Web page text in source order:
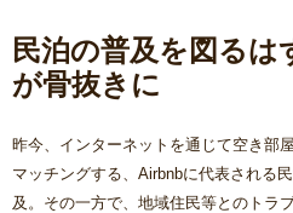
民泊の普及を図るは
が骨抜きに
昨今、インターネットを通じて空き部
マッチングする、Airbnbに代表される
及。その一方で、地域住民等とのトラ